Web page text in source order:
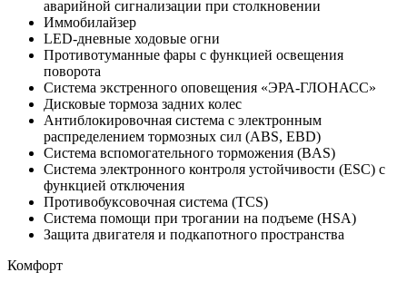
аварийной сигнализации при столкновении
Иммобилайзер
LED-дневные ходовые огни
Противотуманные фары с функцией освещения
поворота
Система экстренного оповещения «ЭРА-ГЛОНАСС»
Дисковые тормоза задних колес
Антиблокировочная система с электронным
распределением тормозных сил (ABS, EBD)
Система вспомогательного торможения (BAS)
Система электронного контроля устойчивости (ESC) с
функцией отключения
Противобуксовочная система (TCS)
Система помощи при трогании на подъеме (HSА)
Защита двигателя и подкапотного пространства
Комфорт